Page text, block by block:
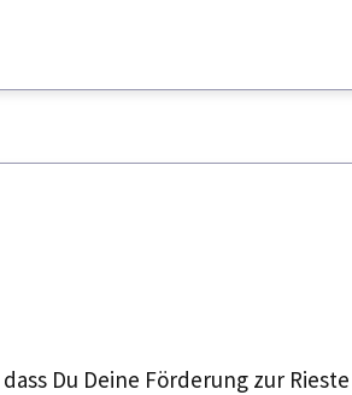
Du Deine Förderung zur